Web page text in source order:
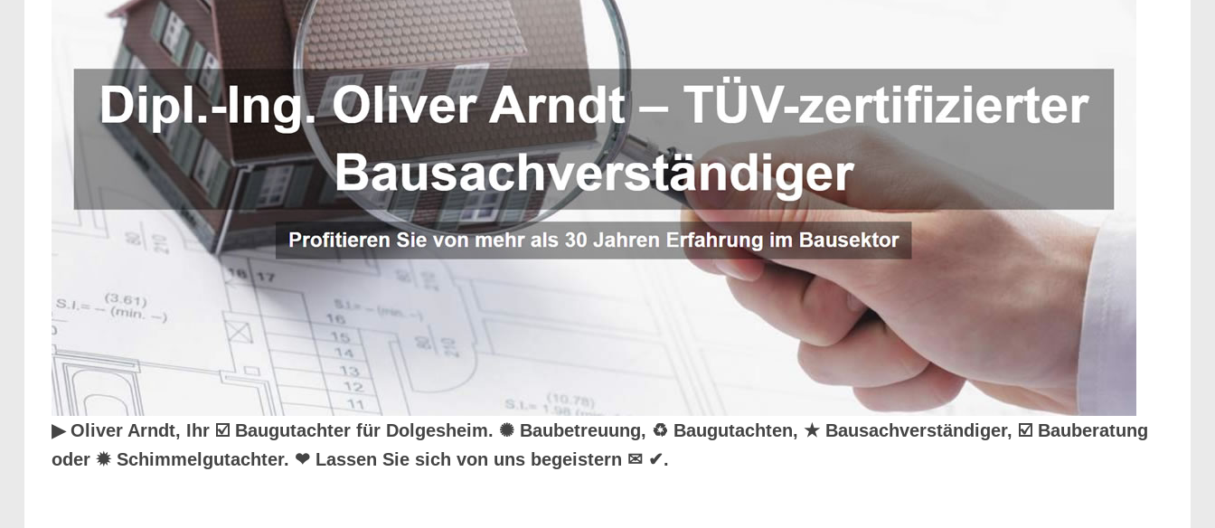
▶︎ Oliver Arndt, Ihr ☑️ Baugutachter für Dolgesheim. ✺ Baubetreuung, ♻ Baugutachten, ★ Bausachverständiger, ☑️ Bauberatung
oder ✹ Schimmelgutachter. ❤ Lassen Sie sich von uns begeistern ✉ ✔.